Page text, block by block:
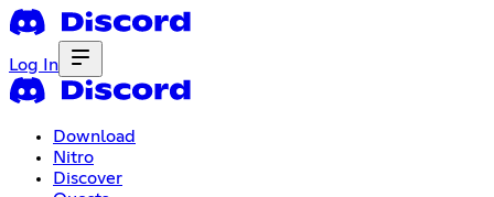
Log In
Download
Nitro
Discover